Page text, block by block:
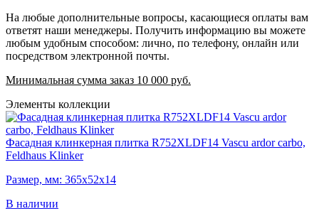
На любые дополнительные вопросы, касающиеся оплаты вам
ответят наши менеджеры. Получить информацию вы можете
любым удобным способом: лично, по телефону, онлайн или
посредством электронной почты.
Минимальная сумма заказ 10 000 руб.
Элементы коллекции
Фасадная клинкерная плитка R752XLDF14 Vascu ardor carbo,
Feldhaus Klinker
Размер, мм: 365х52х14
В наличии